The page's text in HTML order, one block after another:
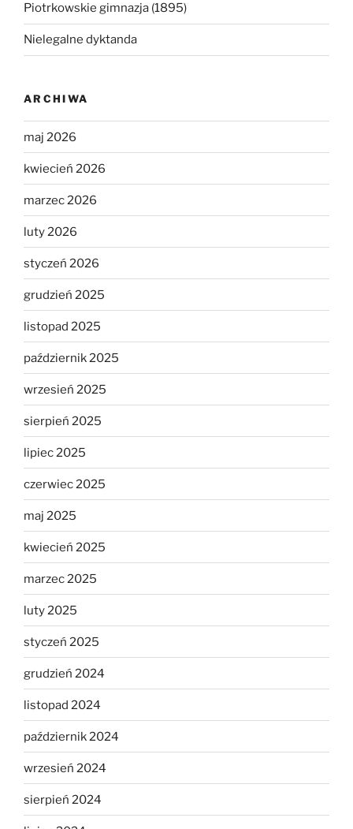
Piotrkowskie gimnazja (1895)
Nielegalne dyktanda
ARCHIWA
maj 2026
kwiecień 2026
marzec 2026
luty 2026
styczeń 2026
grudzień 2025
listopad 2025
październik 2025
wrzesień 2025
sierpień 2025
lipiec 2025
czerwiec 2025
maj 2025
kwiecień 2025
marzec 2025
luty 2025
styczeń 2025
grudzień 2024
listopad 2024
październik 2024
wrzesień 2024
sierpień 2024